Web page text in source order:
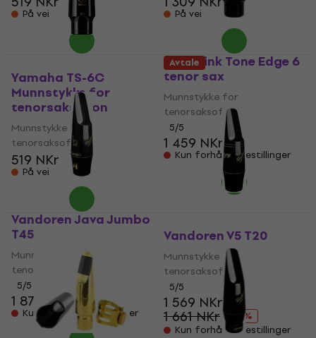
På vei På vei
Yamaha TS-6C
Munnstykke for
tenorsaksofon
Munnstykke for
tenorsaksofon
519 NKr
På vei
Otto Link Tone Edge 6
tenor sax
Munnstykke for
tenorsaksofon
5/5
1 459 NKr
Kun forhåndsbestillinger
Vandoren Java Jumbo
T45
Munnstykke for
tenorsaksofon
5/5
1 879 NKr
Kun forhåndsbestillinger
Avtale
Vandoren V5 T20
Munnstykke for
tenorsaksofon
5/5
1 569 NKr
1 661 NKr
- 6 %
Kun forhåndsbestillinger